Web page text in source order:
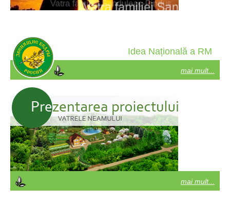
Idea Națională a RM
mai mult...
mai mult...